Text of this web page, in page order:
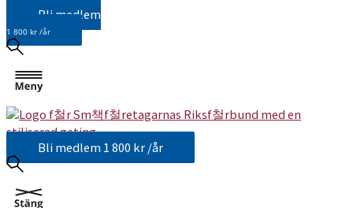
Bli medlem
1 800 kr /år
Bli medlem 1 800 kr /år